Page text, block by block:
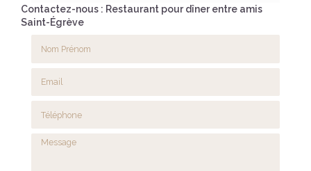
Contactez-nous : Restaurant pour dîner entre amis
Saint-Égrève
Message